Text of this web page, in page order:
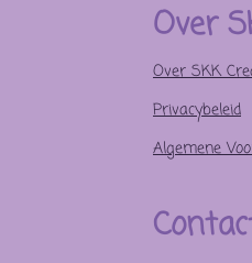
Over
Over SKK
Privacybeleid
Algemene